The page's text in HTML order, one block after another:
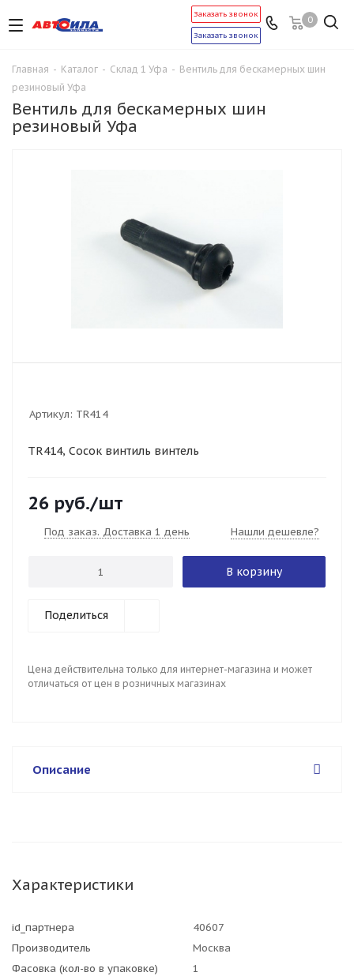
0
Заказать звонок
Заказать звонок
Главная - Каталог - Склад 1 Уфа - Вентиль для бескамерных шин
резиновый Уфа
Вентиль для бескамерных шин
резиновый Уфа
Артикул: TR414
TR414, Сосок винтиль винтель
26 руб./шт
Под заказ. Доставка 1 день Нашли дешевле?
В корзину
Поделиться
Цена действительна только для интернет-магазина и может
отличаться от цен в розничных магазинах
Описание
Характеристики
id_партнера
40607
Производитель
Москва
Фасовка (кол-во в упаковке)
1